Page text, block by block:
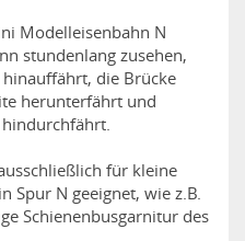
Modelleisenbahn N
stundenlang zusehen,
die Brücke
herunterfährt und
für kleine
Spur N geeignet, wie z.B.
Schienenbusgarnitur des